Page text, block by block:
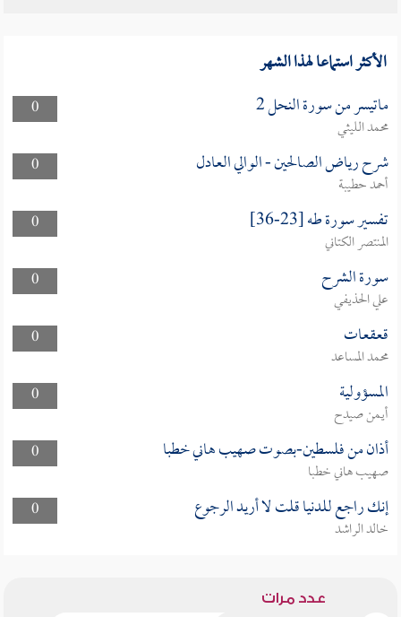
الأكثر استماعا لهذا الشهر
0 ماتيسر من سورة النحل 2
محمد الليثي
0
شرح رياض الصالحين - الوالي العادل
أحمد حطيبة
0
تفسير سورة طه [23-36]
المنتصر الكتاني
0
سورة الشرح
علي الحذيفي
0
قعقعات
محمد المساعد
0
المسؤولية
أيمن صيدح
0
أذان من فلسطين-بصوت صهيب هاني خطبا
صهيب هاني خطبا
0
إنك راجع للدنيا قلت لا أريد الرجوع
خالد الراشد
عدد مرات